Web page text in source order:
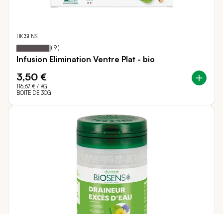
BIOSENS
Notation: 93
% of
( 9 )
Infusion Elimination Ventre Plat - bio
3,50 €
116,67 € / KG
BOITE DE 30G